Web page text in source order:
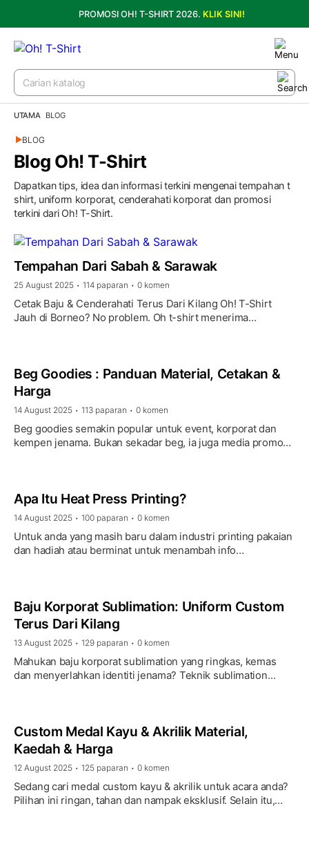
PROMOSI OH! T-SHIRT 2026. KLIK SINI!
UTAMA BLOG
BLOG
Blog Oh! T-Shirt
Dapatkan tips, idea dan informasi terkini mengenai tempahan t
shirt, uniform korporat, cenderahati korporat dan promosi
terkini dari Oh! T-Shirt.
Tempahan Dari Sabah & Sarawak
25 August 2025 • 114 paparan • 0 komen
Cetak Baju & Cenderahati Terus Dari Kilang Oh! T-Shirt
Jauh di Borneo? No problem. Oh t-shirt menerima
Beg Goodies : Panduan Material, Cetakan &
Harga
14 August 2025 • 113 paparan • 0 komen
Beg goodies semakin popular untuk event, korporat dan
kempen jenama. Bukan sekadar beg, ia juga media promosi
Apa Itu Heat Press Printing?
14 August 2025 • 100 paparan • 0 komen
Untuk anda yang masih baru dalam industri printing pakaian
dan hadiah atau berminat untuk menambah info
Baju Korporat Sublimation: Uniform Custom
Terus Dari Kilang
13 August 2025 • 129 paparan • 0 komen
Mahukan baju korporat sublimation yang ringkas, kemas
dan menyerlahkan identiti jenama? Teknik sublimation
Custom Medal Kayu & Akrilik Material,
Kaedah & Harga
12 August 2025 • 125 paparan • 0 komen
Sedang cari medal custom kayu & akrilik untuk acara anda?
Pilihan ini ringan, tahan dan nampak eksklusif. Selain itu,